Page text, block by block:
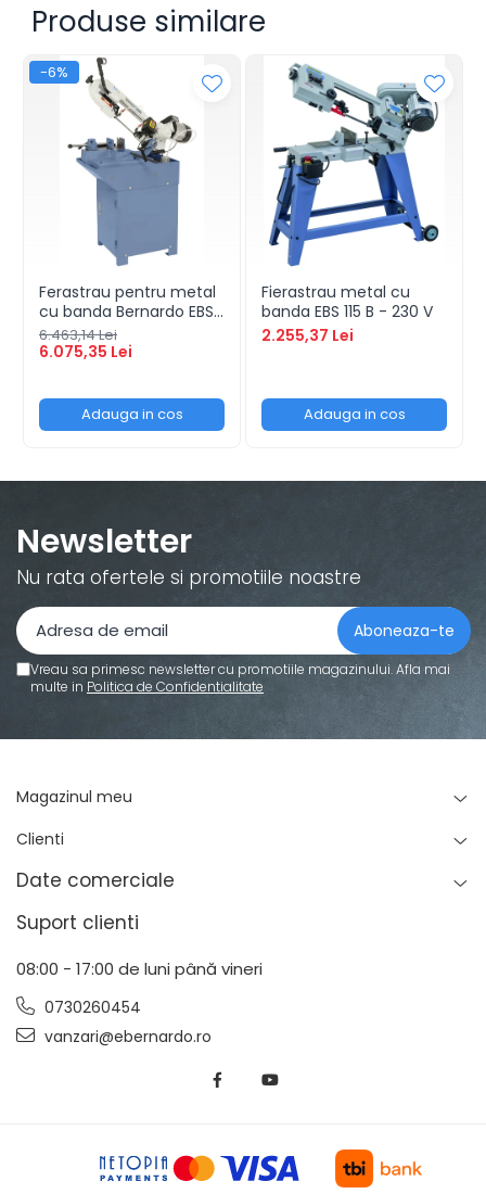
Produse similare
-6%
Ferastrau pentru metal
cu banda Bernardo EBS
150 GC
6.463,14 Lei
6.075,35 Lei
Adauga in cos
Fierastrau metal cu
banda EBS 115 B - 230 V
2.255,37 Lei
Adauga in cos
Newsletter
Nu rata ofertele si promotiile noastre
Vreau sa primesc newsletter cu promotiile magazinului. Afla mai
multe in Politica de Confidentialitate
Magazinul meu
Clienti
Date comerciale
Suport clienti
08:00 - 17:00 de luni până vineri
0730260454
vanzari@ebernardo.ro